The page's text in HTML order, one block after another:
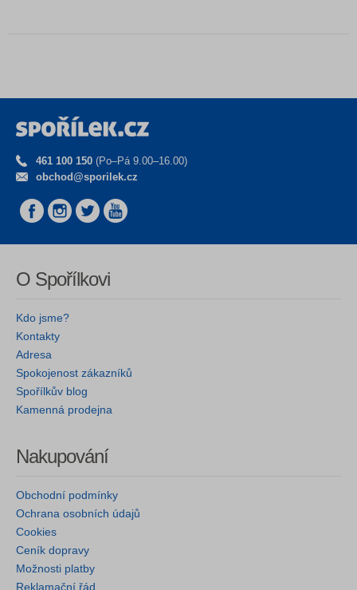
461 100 150 (Po–Pá 9.00–16.00)
obchod@sporilek.cz
O Spořílkovi
Kdo jsme?
Kontakty
Adresa
Spokojenost zákazníků
Spořílkův blog
Kamenná prodejna
Nakupování
Obchodní podmínky
Ochrana osobních údajů
Cookies
Ceník dopravy
Možnosti platby
Reklamační řád